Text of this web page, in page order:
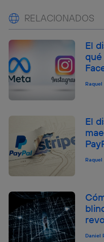
RELACIONADOS
El
qué
Raquel
El
Raquel
Daniel